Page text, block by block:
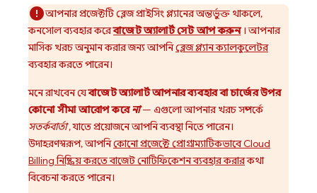
আপনার প্রজেক্টটি ব্লেজ প্রাইসিং প্ল্যানের অন্তর্ভুক্ত থাকলে,
কনসোল ব্যবহার করেবাজেট অ্যালার্ট সেট আপ করুন। আপনার
মাসিক খরচ অনুমান করার জন্য আপনিব্লেজ প্ল্যান ক্যালকুলেটর
ব্যবহার করতে পারেন।
মনে রাখবেন যেবাজেট অ্যালার্ট আপনার ব্যবহার বা চার্জের উপর
কোনো সীমা আরোপ করেনা— এগুলো আপনার খরচ সম্পর্কে
সতর্কবার্তা, যাতে প্রয়োজনে আপনি ব্যবস্থা নিতে পারেন।
উদাহরণস্বরূপ, আপনিকোনো প্রজেক্টে প্রোগ্রাম্যাটিকভাবেCloud
Billingনিষ্ক্রিয় করতে বাজেট নোটিফিকেশন ব্যবহার করারকথা
বিবেচনা করতে পারেন।